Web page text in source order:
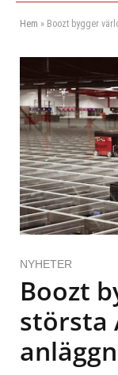
Hem » Boozt bygger
NYHETER
Boozt
största